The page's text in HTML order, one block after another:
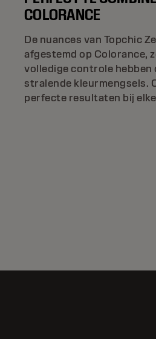
COLORANCE
De nuances van Topchic
afgestemd op Colorance,
volledige controle hebben
stralende kleurmengsels.
perfecte resultaten bij